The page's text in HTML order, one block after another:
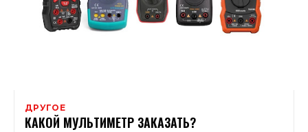
ДРУГОЕ
КАКОЙ МУЛЬТИМЕТР ЗАКАЗАТЬ?